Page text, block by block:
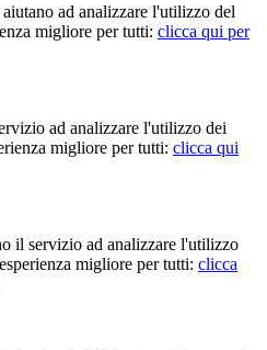
ad analizzare l'utilizzo del
migliore per tutti: clicca qui per
ad analizzare l'utilizzo dei
migliore per tutti: clicca qui
il servizio ad analizzare l'utilizzo
migliore per tutti: clicca